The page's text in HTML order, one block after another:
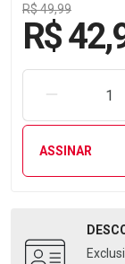
R$ 49,99
R$
REMOVER
ASSINAR